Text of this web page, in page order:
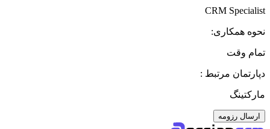
CRM Specialist
نحوه همکاری:
تمام وقت
دپارتمان مرتبط :
مارکتینگ
ارسال رزومه